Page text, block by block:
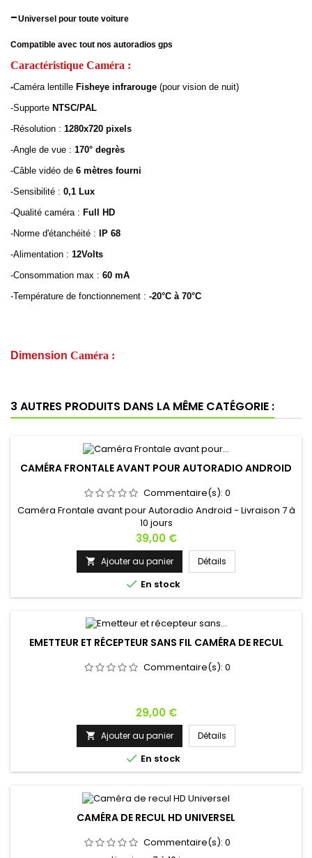
-Universel pour toute voiture
Compatible avec tout nos autoradios gps
Caractéristique Caméra :
-Caméra lentille Fisheye infrarouge (pour vision de nuit)
-Supporte NTSC/PAL
-Résolution : 1280x720 pixels
-Angle de vue : 170° degrès
-Câble vidéo de 6 mètres fourni
-Sensibilité : 0,1 Lux
-Qualité caméra : Full HD
-Norme d'étanchéité : IP 68
-Alimentation : 12Volts
-Consommation max : 60 mA
-Température de fonctionnement : -20°C à 70°C
Dimension Caméra :
3 AUTRES PRODUITS DANS LA MÊME CATÉGORIE :
CAMÉRA FRONTALE AVANT POUR AUTORADIO ANDROID
Commentaire(s): 0
Caméra Frontale avant pour Autoradio Android - Livraison 7 à
10 jours
Prix
39,00 €
 Ajouter au panier Détails
 En stock
EMETTEUR ET RÉCEPTEUR SANS FIL CAMÉRA DE RECUL
Commentaire(s): 0
Prix
29,00 €
 Ajouter au panier Détails
 En stock
CAMÉRA DE RECUL HD UNIVERSEL
Commentaire(s): 0